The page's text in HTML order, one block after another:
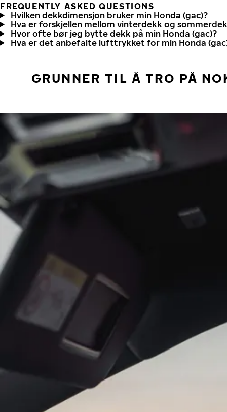
FREQUENTLY ASKED QUESTIONS
Hvilken dekkdimensjon bruker min Honda (gac)?
Hva er forskjellen mellom vinterdekk og
Hvor ofte bør jeg bytte dekk på min Honda (gac)?
Hva er det anbefalte lufttrykket for min Honda
GRUNNER TIL Å TRO PÅ